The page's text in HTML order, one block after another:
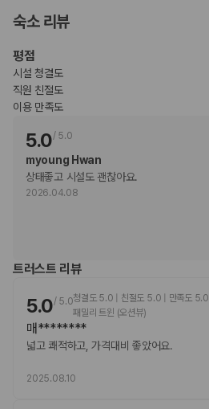
American Express
Mastercard
UnionPay
반려동물
장애인 안내 동물 동반 불가
반려동물 동반 불가
숙소 리뷰
평점
시설 청결도
직원 친절도
이용 만족도
5.0/ 5.0
myoung Hwan
상태좋고 시설도 괜찮아요.
2026.04.08
트러스트 리뷰
5.0/ 5.0청결도 5.0 | 친절도 5.0 | 만족도 5.0
패밀리 트윈 (오션뷰)
매********
넓고 쾌적하고, 가격대비 좋았어요.
2025.08.10